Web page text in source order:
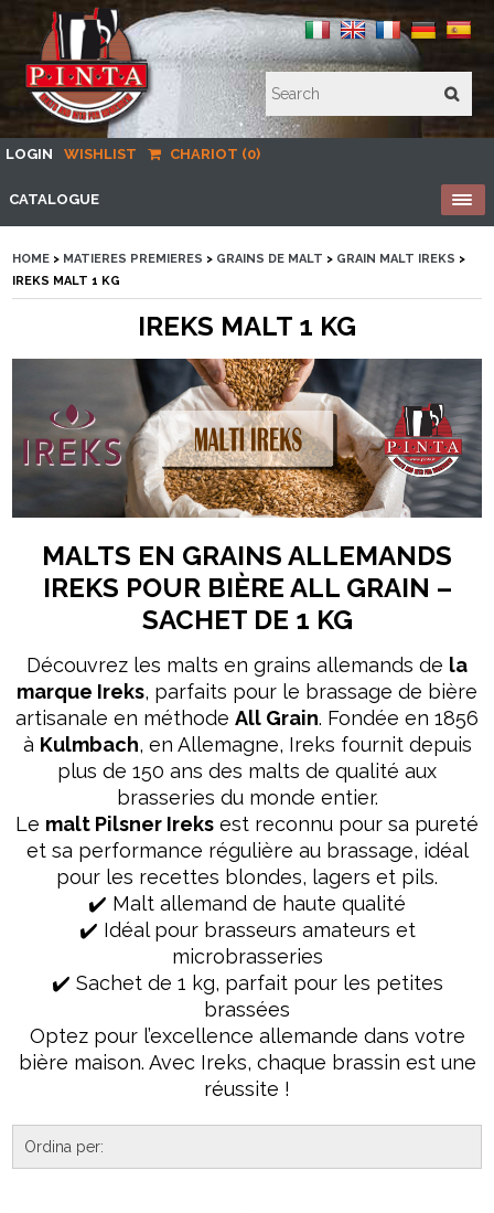
LOGIN WISHLIST CHARIOT (0)
CATALOGUE
HOME > MATIERES PREMIERES > GRAINS DE MALT > GRAIN MALT IREKS >
IREKS MALT 1 KG
IREKS MALT 1 KG
MALTS EN GRAINS ALLEMANDS
IREKS POUR BIÈRE ALL GRAIN –
SACHET DE 1 KG
Découvrez les malts en grains allemands de la
marque Ireks, parfaits pour le brassage de bière
artisanale en méthode All Grain. Fondée en 1856
à Kulmbach, en Allemagne, Ireks fournit depuis
plus de 150 ans des malts de qualité aux
brasseries du monde entier.
Le malt Pilsner Ireks est reconnu pour sa pureté
et sa performance régulière au brassage, idéal
pour les recettes blondes, lagers et pils.
✔️ Malt allemand de haute qualité
✔️ Idéal pour brasseurs amateurs et
microbrasseries
✔️ Sachet de 1 kg, parfait pour les petites
brassées
Optez pour l’excellence allemande dans votre
bière maison. Avec Ireks, chaque brassin est une
réussite !